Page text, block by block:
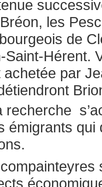
les
de
Saint-Hérent.
par
recherche
émigrants qui